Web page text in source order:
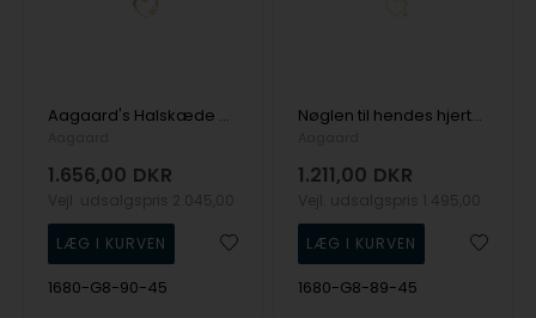
Aagaard's Halskæde Heartfelt
1.656,00 DKR
1680-G8-90-45
Nøglen til hendes hjerte - Ø45 mm hjertevedhæng fra Aagaard med kæde
1.211,00 DKR
1680-G8-89-45